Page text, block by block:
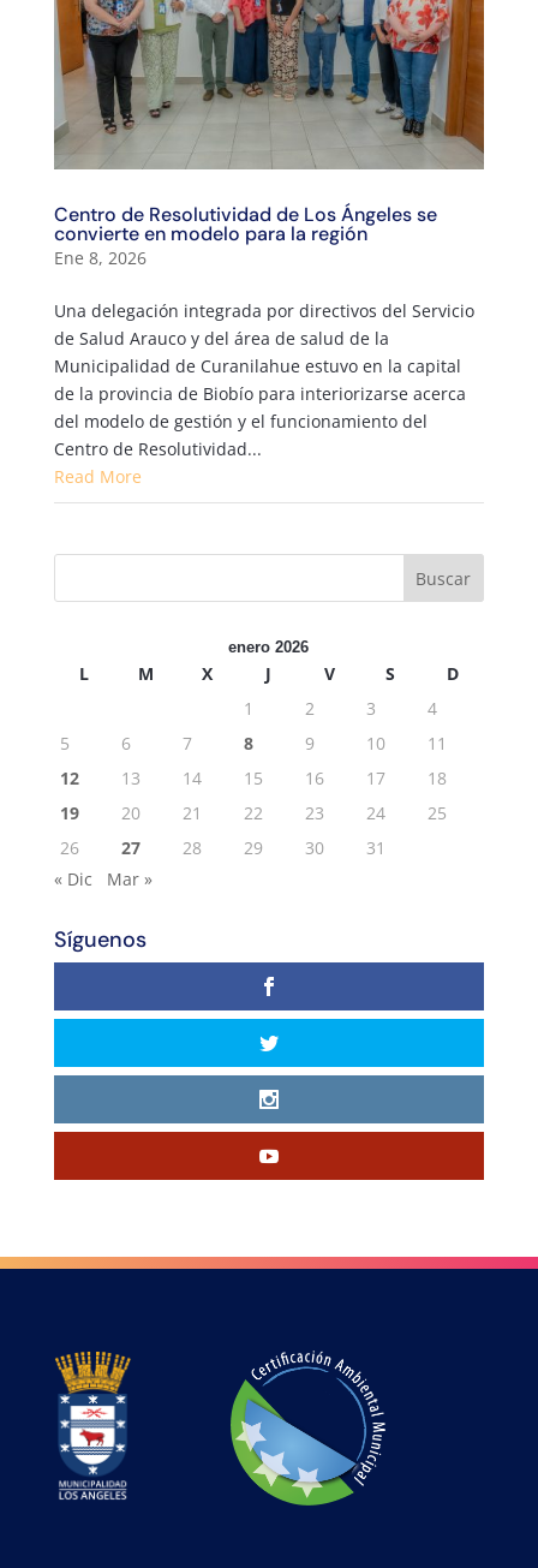
Centro de Resolutividad de Los Ángeles se
convierte en modelo para la región
Ene 8, 2026
Una delegación integrada por directivos del Servicio
de Salud Arauco y del área de salud de la
Municipalidad de Curanilahue estuvo en la capital
de la provincia de Biobío para interiorizarse acerca
del modelo de gestión y el funcionamiento del
Centro de Resolutividad...
Read More
enero 2026
L M X J V S
D
1
2 3
4
5
6 7 8 9 10
11
12
13 14 15 16 17
18
19
20 21 22 23 24
25
26
27 28 29 30
31
« Dic
Mar »
Síguenos